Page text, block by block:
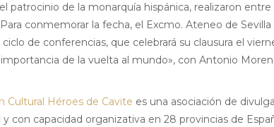
patrocinio de la monarquía hispánica, realizaron entre
conmemorar la fecha, el Excmo. Ateneo de
de conferencias, que celebrará su clausura el
de la vuelta al mundo», con Antonio
Cultural Héroes de Cavite es una asociación de
con capacidad organizativa en 28 provincias de